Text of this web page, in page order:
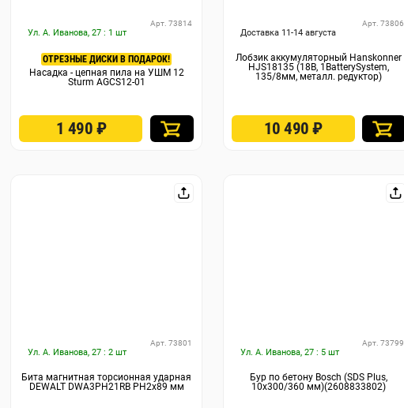
Ул. А. Иванова, 27 : 1 шт
Арт. 73814
ОТРЕЗНЫЕ ДИСКИ В ПОДАРОК!
Насадка - цепная пила на УШМ 12
Sturm AGCS12-01
1 490 ₽
Доставка 11-14 августа
Арт. 73806
Лобзик аккумуляторный Hanskonner
HJS18135 (18В, 1BatterySystem,
135/8мм, металл. редуктор)
10 490₽
Ул. А. Иванова, 27 : 2 шт
Арт. 73801
Бита магнитная торсионная ударная
DEWALT DWA3PH21RB PH2x89 мм
Ул. А. Иванова, 27 : 5 шт
Арт. 73799
Бур по бетону Bosch (SDS Plus,
10x300/360 мм)(2608833802)